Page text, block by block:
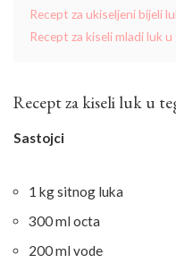
Recept za ukiseljeni bijeli
Recept za kiseli mladi luk
Recept za kiseli luk u
Sastojci
1 kg sitnog luka
300 ml octa
200 ml vode